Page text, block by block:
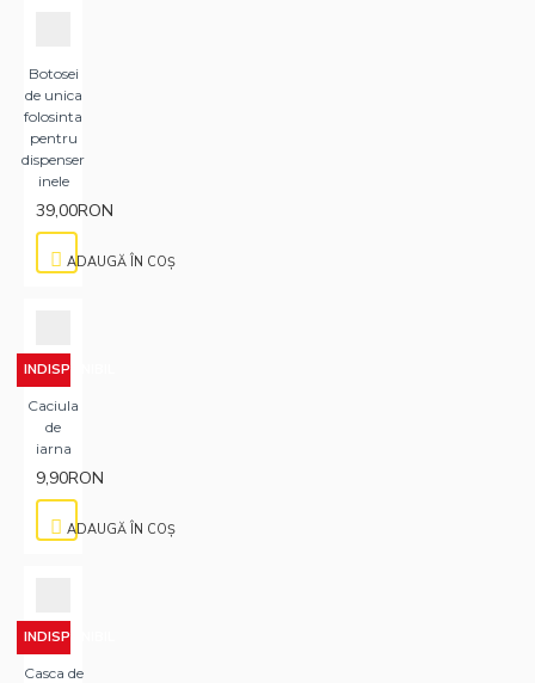
Botosei
de unica
folosinta
pentru
dispenser
inele
39,00RON
ADAUGĂ ÎN COŞ
INDISPONIBIL
Caciula
de
iarna
9,90RON
ADAUGĂ ÎN COŞ
INDISPONIBIL
Casca de